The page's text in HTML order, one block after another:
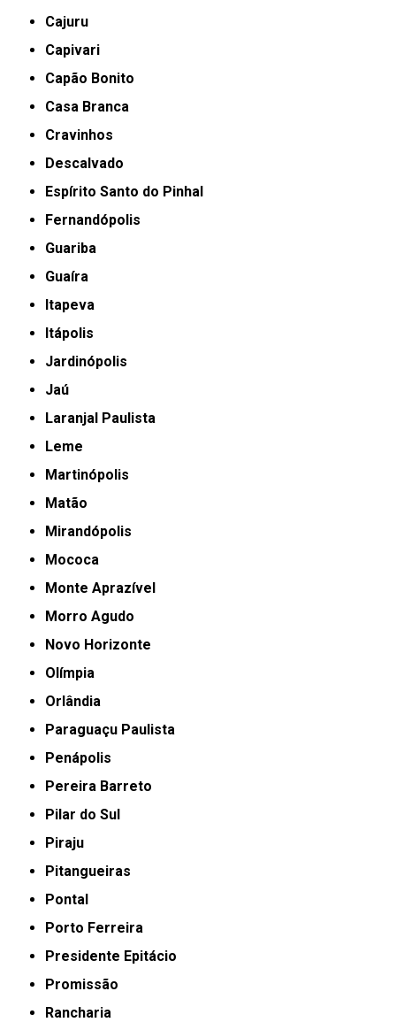
Cajuru
Capivari
Capão Bonito
Casa Branca
Cravinhos
Descalvado
Espírito Santo do Pinhal
Fernandópolis
Guariba
Guaíra
Itapeva
Itápolis
Jardinópolis
Jaú
Laranjal Paulista
Leme
Martinópolis
Matão
Mirandópolis
Mococa
Monte Aprazível
Morro Agudo
Novo Horizonte
Olímpia
Orlândia
Paraguaçu Paulista
Penápolis
Pereira Barreto
Pilar do Sul
Piraju
Pitangueiras
Pontal
Porto Ferreira
Presidente Epitácio
Promissão
Rancharia